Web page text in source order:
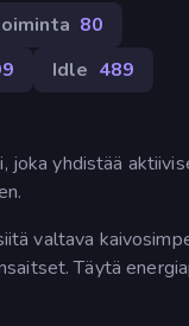
80
Idle 489
yhdistää
valtava
Täytä